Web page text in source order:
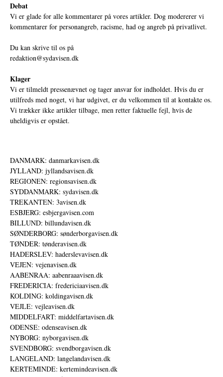
Debat
Vi er glade for alle kommentarer på vores artikler. Dog modererer vi
kommentarer for personangreb, racisme, had og angreb på privatlivet.
Du kan skrive til os på
redaktion@sydavisen.dk
Klager
Vi er tilmeldt pressenævnet og tager ansvar for indholdet. Hvis du er
utilfreds med noget, vi har udgivet, er du velkommen til at kontakte os.
Vi trækker ikke artikler tilbage, men retter faktuelle fejl, hvis de
uheldigvis er opstået.
DANMARK: danmarkavisen.dk
JYLLAND: jyllandsavisen.dk
REGIONEN: regionsavisen.dk
SYDDANMARK: sydavisen.dk
TREKANTEN: 3avisen.dk
ESBJERG: esbjergavisen.com
BILLUND: billundavisen.dk
SØNDERBORG: sønderborgavisen.dk
TØNDER: tønderavisen.dk
HADERSLEV: haderslevavisen.dk
VEJEN: vejenavisen.dk
AABENRAA: aabenraaavisen.dk
FREDERICIA: fredericiaavisen.dk
KOLDING: koldingavisen.dk
VEJLE: vejleavisen.dk
MIDDELFART: middelfartavisen.dk
ODENSE: odenseavisen.dk
NYBORG: nyborgavisen.dk
SVENDBORG: svendborgavisen.dk
LANGELAND: langelandavisen.dk
KERTEMINDE: kertemindeavisen.dk